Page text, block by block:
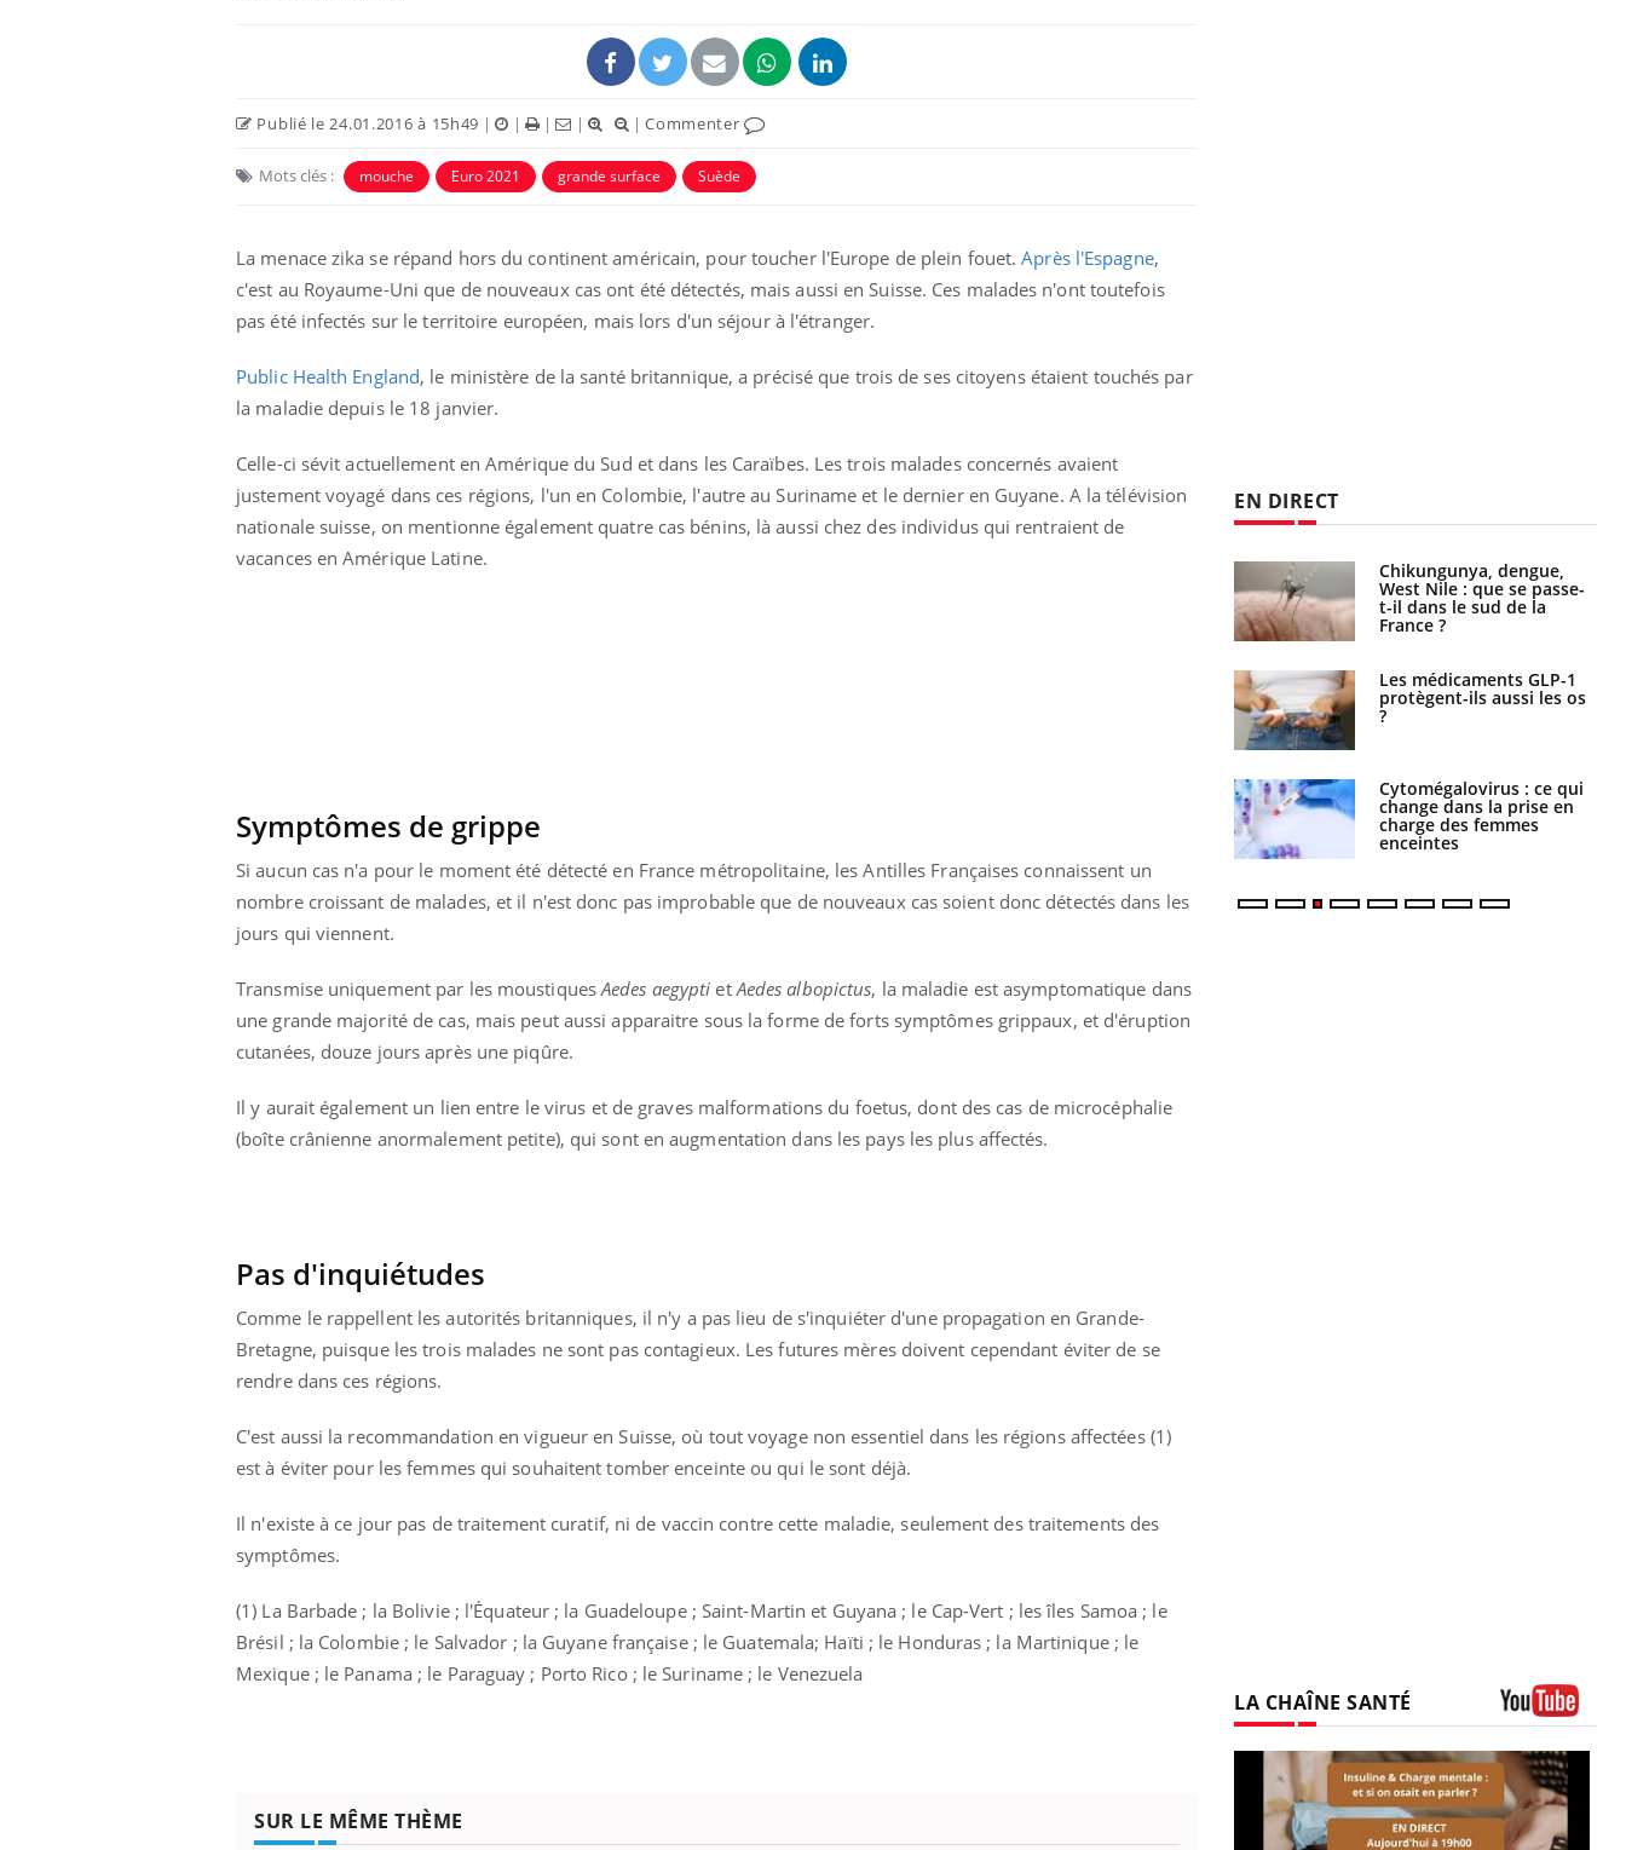
Publié le 24.01.2016 à 15h49 | | | | |Commenter
Mots clés : mouche Euro 2021 grande surface Suède
La menace zika se répand hors du continent américain, pour toucher l'Europe de plein fouet.Après l'Espagne,
c'est au Royaume-Uni que de nouveaux cas ont été détectés, mais aussi en Suisse. Ces malades n'ont toutefois
pas été infectés sur le territoire européen, mais lors d'un séjour à l'étranger.
Public Health England, le ministère de la santé britannique, a précisé que trois de ses citoyens étaient touchés par
la maladie depuis le 18 janvier.
Celle-ci sévit actuellement en Amérique du Sud et dans les Caraïbes. Les trois malades concernés avaient
justement voyagé dans ces régions, l'un en Colombie, l'autre au Suriname et le dernier en Guyane. A la télévision
nationale suisse, on mentionne également quatre cas bénins, là aussi chez des individus qui rentraient de
vacances en Amérique Latine.
Symptômes de grippe
Si aucun cas n'a pour le moment été détecté en France métropolitaine, les Antilles Françaises connaissent un
nombre croissant de malades, et il n'est donc pas improbable que de nouveaux cas soient donc détectés dans les
jours qui viennent.
Transmise uniquement par les moustiques Aedes aegypti et Aedes albopictus, la maladie est asymptomatique dans
une grande majorité de cas, mais peut aussi apparaitre sous la forme de forts symptômes grippaux, et d'éruption
cutanées, douze jours après une piqûre.
Il y aurait également un lien entre le virus et de graves malformations du foetus, dont des cas de microcéphalie
(boîte crânienne anormalement petite), qui sont en augmentation dans les pays les plus affectés.
Pas d'inquiétudes
Comme le rappellent les autorités britanniques, il n'y a pas lieu de s'inquiéter d'une propagation en Grande-
Bretagne, puisque les trois malades ne sont pas contagieux. Les futures mères doivent cependant éviter de se
rendre dans ces régions.
C'est aussi la recommandation en vigueur en Suisse, où tout voyage non essentiel dans les régions affectées (1)
est à éviter pour les femmes qui souhaitent tomber enceinte ou qui le sont déjà.
Il n'existe à ce jour pas de traitement curatif, ni de vaccin contre cette maladie, seulement des traitements des
symptômes.
(1) La Barbade ; la Bolivie ; l'Équateur ; la Guadeloupe ; Saint-Martin et Guyana ; le Cap-Vert ; les îles Samoa ; le
Brésil ; la Colombie ; le Salvador ; la Guyane française ; le Guatemala; Haïti ; le Honduras ; la Martinique ; le
Mexique ; le Panama ; le Paraguay ; Porto Rico ; le Suriname ; le Venezuela
SUR LE MÊME THÈME
EN DIRECT
Chikungunya, dengue,
West Nile : que se passe-
t-il dans le sud de la
France ?
Les médicaments GLP-1
protègent-ils aussi les os
?
Cytomégalovirus : ce qui
change dans la prise en
charge des femmes
enceintes
LA CHAÎNE SANTÉ